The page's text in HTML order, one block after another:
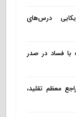
درس‌های
با فساد در صدر
معظم تقلید،